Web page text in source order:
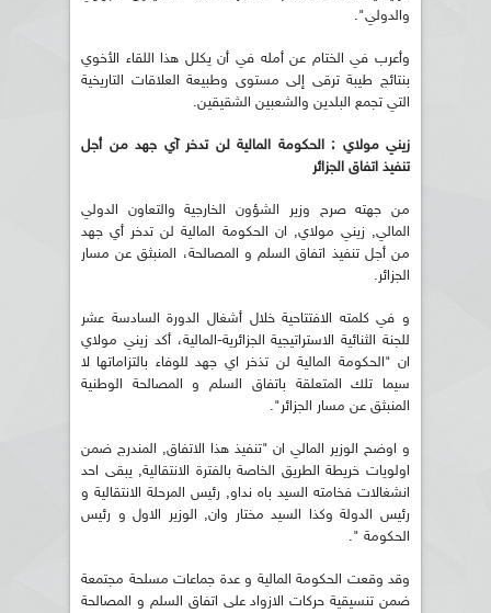
والدولي".
وأعرب في الختام عن أمله في أن يكلل هذا اللقاء الأخوي
بنتائج طيبة ترقى إلى مستوى وطبيعة العلاقات التاريخية
التي تجمع البلدين والشعبين الشقيقين.
زيني مولاي : الحكومة المالية لن تدخر آي جهد من أجل
تنفيذ اتفاق الجزائر
من جهته صرح وزير الشؤون الخارجية والتعاون الدولي
المالي, زيني مولاي, ان الحكومة المالية لن تدخر أي جهد
من أجل تنفيذ اتفاق السلم و المصالحة، المنبثق عن مسار
الجزائر.
و في كلمته الافتتاحية خلال أشغال الدورة السادسة عشر
للجنة الثنائية الاستراتيجية الجزائرية-المالية، أكد زيني مولاي
ان "الحكومة المالية لن تذخر اي جهد للوفاء بالتزاماتها لا
سيما تلك المتعلقة باتفاق السلم و المصالحة الوطنية
المنبثق عن مسار الجزائر".
و اوضح الوزير المالي ان "تنفيذ هذا الاتفاق, المندرج ضمن
اولويات خريطة الطريق الخاصة بالفترة الانتقالية, يبقى احد
انشغالات فخامته السيد باه نداو, رئيس المرحلة الانتقالية و
رئيس الدولة وكذا السيد مختار وان, الوزير الاول و رئيس
الحكومة ".
وقد وقعت الحكومة المالية و عدة جماعات مسلحة مجتمعة
ضمن تنسيقية حركات الازواد على اتفاق السلم و المصالحة